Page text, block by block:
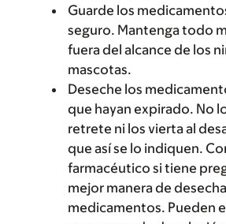
Guarde los
seguro. Mantenga todo
fuera del alcance de los
mascotas.
Deseche los
que hayan expirado. No
retrete ni los vierta al
que así se lo indiquen.
farmacéutico si tiene
mejor manera de
medicamentos. Pueden